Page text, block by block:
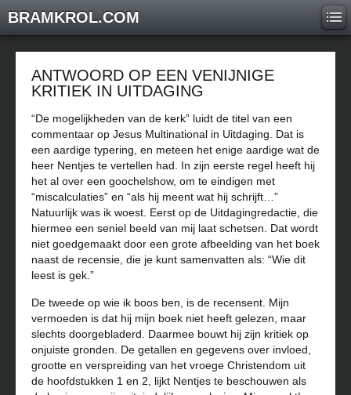
BRAMKROL.COM
ANTWOORD OP EEN VENIJNIGE
KRITIEK IN UITDAGING
“De mogelijkheden van de kerk” luidt de titel van een
commentaar op Jesus Multinational in Uitdaging. Dat is
een aardige typering, en meteen het enige aardige wat de
heer Nentjes te vertellen had. In zijn eerste regel heeft hij
het al over een goochelshow, om te eindigen met
“miscalculaties” en “als hij meent wat hij schrijft…”
Natuurlijk was ik woest. Eerst op de Uitdagingredactie, die
hiermee een seniel beeld van mij laat schetsen. Dat wordt
niet goedgemaakt door een grote afbeelding van het boek
naast de recensie, die je kunt samenvatten als: “Wie dit
leest is gek.”
De tweede op wie ik boos ben, is de recensent. Mijn
vermoeden is dat hij mijn boek niet heeft gelezen, maar
slechts doorgebladerd. Daarmee bouwt hij zijn kritiek op
onjuiste gronden. De getallen en gegevens over invloed,
grootte en verspreiding van het vroege Christendom uit
de hoofdstukken 1 en 2, lijkt Nentjes te beschouwen als